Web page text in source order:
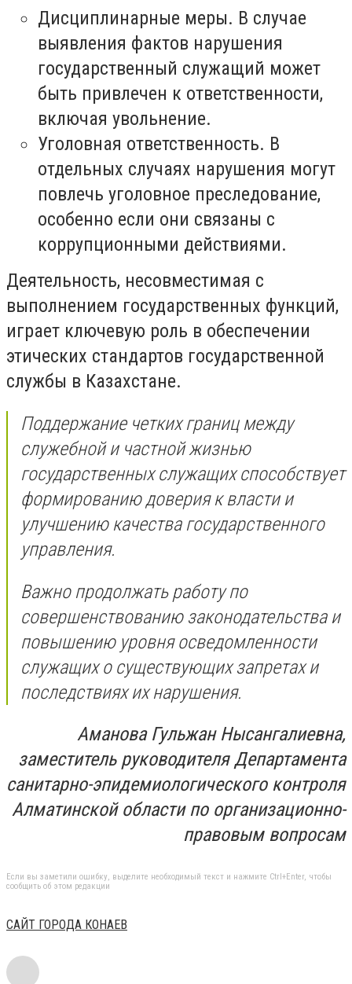
Дисциплинарные меры. В случае
выявления фактов нарушения
государственный служащий может
быть привлечен к ответственности,
включая увольнение.
Уголовная ответственность. В
отдельных случаях нарушения могут
повлечь уголовное преследование,
особенно если они связаны с
коррупционными действиями.
Деятельность, несовместимая с
выполнением государственных функций,
играет ключевую роль в обеспечении
этических стандартов государственной
службы в Казахстане.
Поддержание четких границ между
служебной и частной жизнью
государственных служащих способствует
формированию доверия к власти и
улучшению качества государственного
управления.
Важно продолжать работу по
совершенствованию законодательства и
повышению уровня осведомленности
служащих о существующих запретах и
последствиях их нарушения.
Аманова Гульжан Нысангалиевна,
заместитель руководителя Департамента
санитарно-эпидемиологического контроля
Алматинской области по организационно-
правовым вопросам
Если вы заметили ошибку, выделите необходимый текст и нажмите Ctrl+Enter, чтобы
сообщить об этом редакции
САЙТ ГОРОДА КОНАЕВ